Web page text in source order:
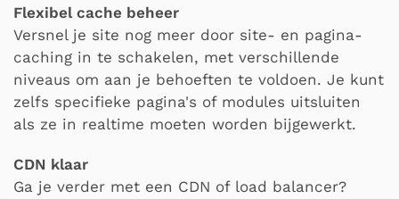
Flexibel cache beheer
Versnel je site nog meer door site- en pagina-
caching in te schakelen, met verschillende
niveaus om aan je behoeften te voldoen. Je kunt
zelfs specifieke pagina's of modules uitsluiten
als ze in realtime moeten worden bijgewerkt.
CDN klaar
Ga je verder met een CDN of load balancer?